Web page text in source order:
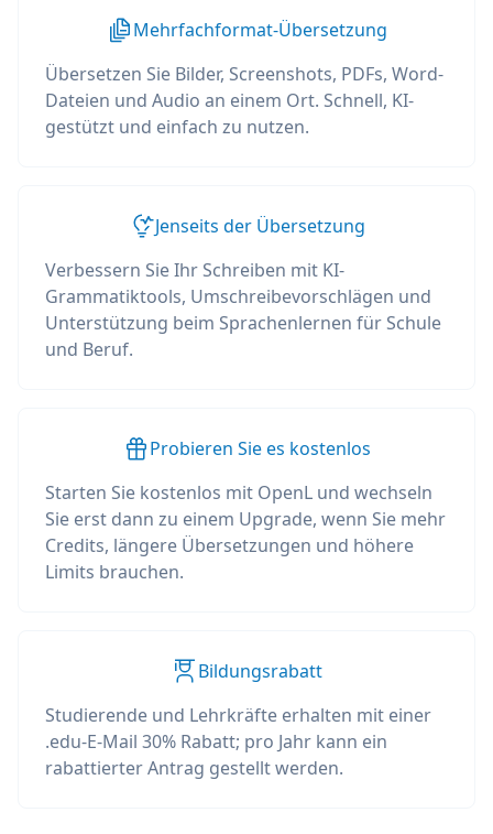
Mehrfachformat-Übersetzung
Übersetzen Sie Bilder, Screenshots, PDFs, Word-
Dateien und Audio an einem Ort. Schnell, KI-
gestützt und einfach zu nutzen.
Jenseits der Übersetzung
Verbessern Sie Ihr Schreiben mit KI-
Grammatiktools, Umschreibevorschlägen und
Unterstützung beim Sprachenlernen für Schule
und Beruf.
Probieren Sie es kostenlos
Starten Sie kostenlos mit OpenL und wechseln
Sie erst dann zu einem Upgrade, wenn Sie mehr
Credits, längere Übersetzungen und höhere
Limits brauchen.
Bildungsrabatt
Studierende und Lehrkräfte erhalten mit einer
.edu-E-Mail 30% Rabatt; pro Jahr kann ein
rabattierter Antrag gestellt werden.